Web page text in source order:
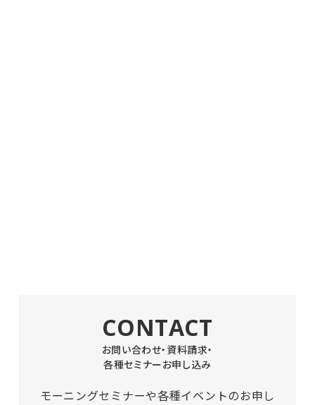
CONTACT
お問い合わせ・資料請求・
各種セミナーお申し込み
モーニングセミナーや各種イベントのお申し